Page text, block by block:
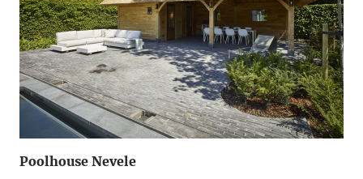
Poolhouse Nevele